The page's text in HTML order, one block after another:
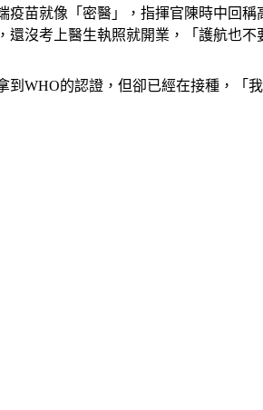
疫苗就像「密醫」，指揮官陳時中回
還沒考上醫生執照就開業，「護航也不
到WHO的認證，但卻已經在接種，「